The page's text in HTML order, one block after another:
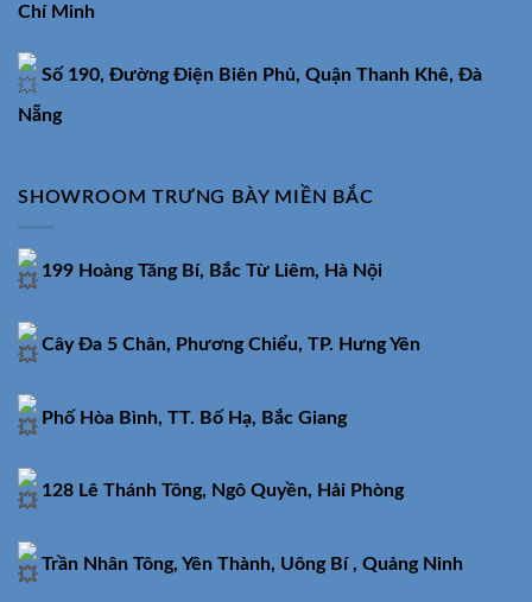
Chí Minh
Số 190, Đường Điện Biên Phủ, Quận Thanh Khê, Đà
Nẵng
SHOWROOM TRƯNG BÀY MIỀN BẮC
199 Hoàng Tăng Bí, Bắc Từ Liêm, Hà Nội
Cây Đa 5 Chân, Phương Chiểu, TP. Hưng Yên
Phố Hòa Bình, TT. Bố Hạ, Bắc Giang
128 Lê Thánh Tông, Ngô Quyền, Hải Phòng
Trần Nhân Tông, Yên Thành, Uông Bí , Quảng Ninh